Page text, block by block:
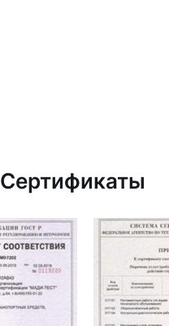
Сертификаты